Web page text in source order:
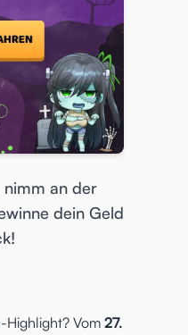
an der
dein Geld
Highlight? Vom 27.